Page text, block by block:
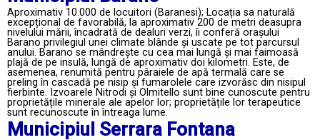
Aproximativ 10.000 de locuitori (Baranesi); Locația sa naturală
excepțional de favorabilă, la aproximativ 200 de metri deasupra
nivelului mării, încadrată de dealuri verzi, îi conferă orașului
Barano privilegiul unei climate blânde și uscate pe tot parcursul
anului. Barano se mândrește cu cea mai lungă și mai faimoasă
plajă de pe insulă, lungă de aproximativ doi kilometri. Este, de
asemenea, renumită pentru pâraiele de apă termală care se
preling în cascadă pe nisip și fumarolele care izvorăsc din nisipul
fierbinte. Izvoarele Nitrodi și Olmitello sunt bine cunoscute pentru
proprietățile minerale ale apelor lor; proprietățile lor terapeutice
sunt recunoscute în întreaga lume.
Municipiul Serrara Fontana